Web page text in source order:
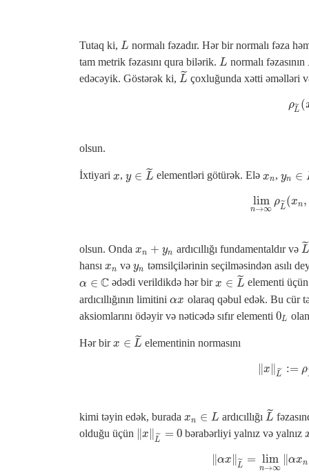
Tutaq ki, L
L normalı fəzadır. Hər bir normalı fəza
tam metrik fəzasını qura bilərik. L
L normalı fəzasının
edəcəyik. Göstərək ki, L
˜
L~çoxluğunda xətti əməlləri
ρL
˜ (
ρL
olsun.
İxtiyari x
x,y ∈ L
˜
y∈L~ elementləri götürək. Eləxn
xn, yn ∈
yn ∈L
lim
n→∞
ρL
˜(xn,
limn→∞ρL~
olsun. Onda xn + yn
xn +yn ardıcıllığı fundamentaldır və L
˜
L
hansı xn
xn və yn
yn təmsilçilərinin seçilməsindən asılı
α ∈ C
α∈C ədədi verildikdə hər birx ∈ L
˜
x∈L~ elementi
ardıcıllığının limitini αx
αx olaraq qəbul edək. Bu cür
aksiomlarını ödəyir və nəticədə sıfır elementi 0L
0L
Hər birx ∈ L
˜
x∈L~ elementinin normasını
∥x∥ L
˜ := ρ
‖x L ~:=ρ
kimi təyin edək, burada xn ∈ L
xn ∈L ardıcıllığı L
˜
L~
olduğu üçün
x L
˜ = 0
x‖ ~ =0 bərabərliyi yalnız və yalnız
αx L
˜ = lim
n→∞
αxn
‖α x‖L~= limn →∞‖α